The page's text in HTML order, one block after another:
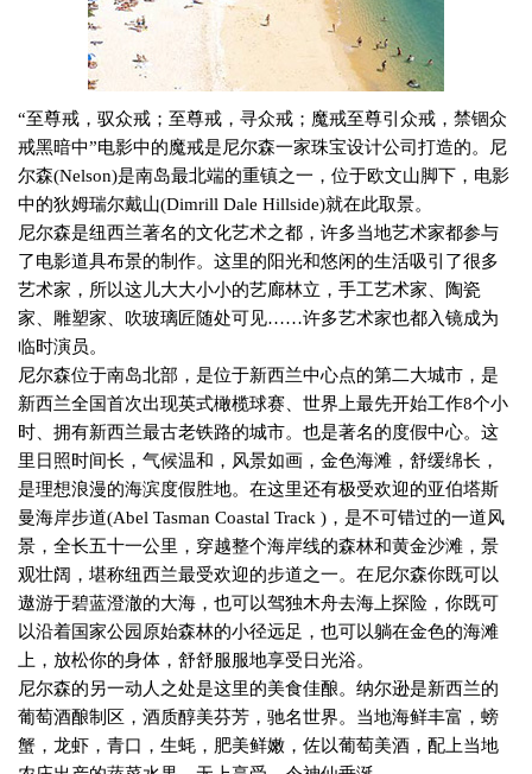
“至尊戒，驭众戒；至尊戒，寻众戒；魔戒至尊引众戒，禁锢众
戒黑暗中”电影中的魔戒是尼尔森一家珠宝设计公司打造的。尼
尔森(Nelson)是南岛最北端的重镇之一，位于欧文山脚下，电影
中的狄姆瑞尔戴山(Dimrill Dale Hillside)就在此取景。
尼尔森是纽西兰著名的文化艺术之都，许多当地艺术家都参与
了电影道具布景的制作。这里的阳光和悠闲的生活吸引了很多
艺术家，所以这儿大大小小的艺廊林立，手工艺术家、陶瓷
家、雕塑家、吹玻璃匠随处可见……许多艺术家也都入镜成为
临时演员。
尼尔森位于南岛北部，是位于新西兰中心点的第二大城市，是
新西兰全国首次出现英式橄榄球赛、世界上最先开始工作8个小
时、拥有新西兰最古老铁路的城市。也是著名的度假中心。这
里日照时间长，气候温和，风景如画，金色海滩，舒缓绵长，
是理想浪漫的海滨度假胜地。在这里还有极受欢迎的亚伯塔斯
曼海岸步道(Abel Tasman Coastal Track ) ，是不可错过的一道风
景，全长五十一公里，穿越整个海岸线的森林和黄金沙滩，景
观壮阔，堪称纽西兰最受欢迎的步道之一。在尼尔森你既可以
遨游于碧蓝澄澈的大海，也可以驾独木舟去海上探险，你既可
以沿着国家公园原始森林的小径远足，也可以躺在金色的海滩
上，放松你的身体，舒舒服服地享受日光浴。
尼尔森的另一动人之处是这里的美食佳酿。纳尔逊是新西兰的
葡萄酒酿制区，酒质醇美芬芳，驰名世界。当地海鲜丰富，螃
蟹，龙虾，青口，生蚝，肥美鲜嫩，佐以葡萄美酒，配上当地